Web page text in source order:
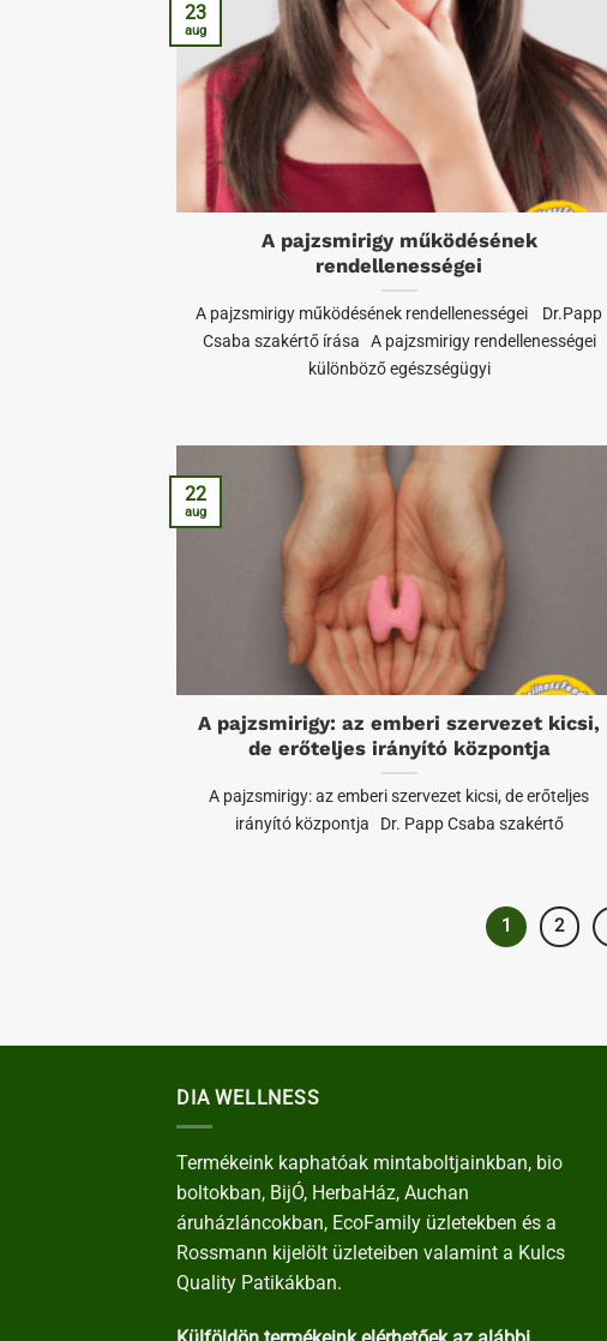
A pajzsmirigy működésének
rendellenességei
A pajzsmirigy működésének rendellenességei Dr.Papp
Csaba szakértő írása A pajzsmirigy rendellenességei
különböző egészségügyi
23
aug
A pajzsmirigy: az emberi szervezet kicsi,
de erőteljes irányító központja
A pajzsmirigy: az emberi szervezet kicsi, de erőteljes
irányító központja Dr. Papp Csaba szakértő
22
aug
1 2
DIA WELLNESS
Termékeink kaphatóak mintaboltjainkban, bio
boltokban, BijÓ, HerbaHáz, Auchan
áruházláncokban, EcoFamily üzletekben és a
Rossmann kijelölt üzleteiben valamint a Kulcs
Quality Patikákban.